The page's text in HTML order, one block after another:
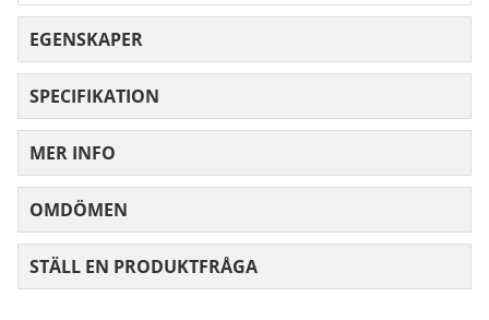
EGENSKAPER
SPECIFIKATION
MER INFO
OMDÖMEN
STÄLL EN PRODUKTFRÅGA